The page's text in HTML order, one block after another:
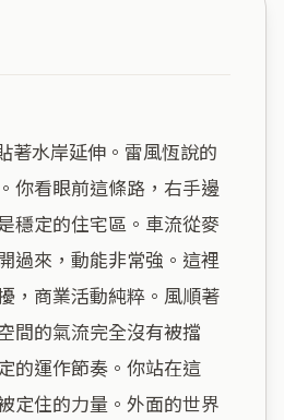
你看眼前這條路，右手邊
穩定的住宅區。車流從麥
過來，動能非常強。這裡
，商業活動純粹。風順著
間的氣流完全沒有被擋
的運作節奏。你站在這
定住的力量。外面的世界